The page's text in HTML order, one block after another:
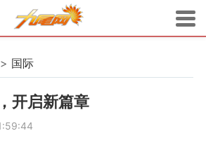
> 国际
开启新篇章